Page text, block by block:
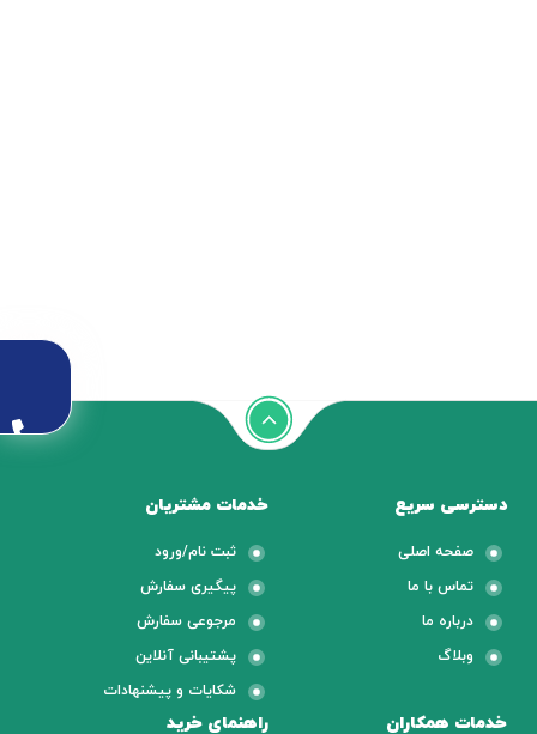
دسترسی سریع خدمات مشتریان
خدمات همکاران راهنمای خرید
صفحه اصلی
تماس با ما
درباره ما
وبلاگ
ثبت نام/ورود
پیگیری سفارش
مرجوعی سفارش
پشتیبانی آنلاین
شکایات و پیشنهادات